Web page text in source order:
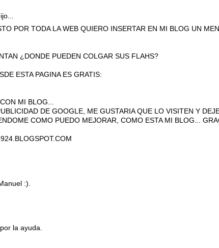
POR TODA LA WEB QUIERO INSERTAR EN MI BLOG UN
¿DONDE PUEDEN COLGAR SUS FLAHS?
ESTA PAGINA ES GRATIS:
MI BLOG...
DE GOOGLE, ME GUSTARIA QUE LO VISITEN Y
COMO PUEDO MEJORAR, COMO ESTA MI BLOG...
:).
la ayuda.